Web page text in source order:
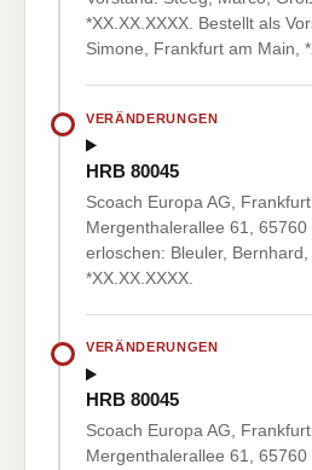
*XX.XX.XXXX. Bestellt als
Simone, Frankfurt am Main,
VERÄNDERUNGEN
HRB 80045
Scoach Europa AG, Frankfurt
Mergenthalerallee 61,
erloschen: Bleuler, Bernhard,
*XX.XX.XXXX.
VERÄNDERUNGEN
HRB 80045
Scoach Europa AG,
Mergenthalerallee 61, 65760